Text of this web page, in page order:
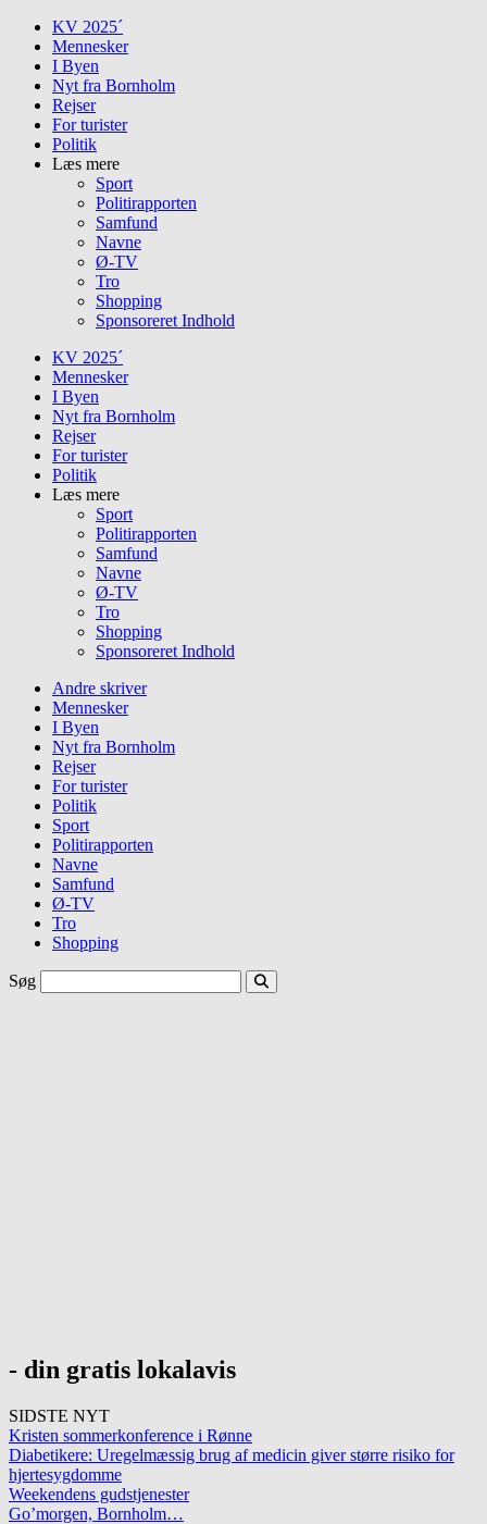
Skip
content
KV 2025´
Mennesker
I Byen
Nyt fra Bornholm
Rejser
For turister
Politik
Læs mere
Sport
Politirapporten
Samfund
Navne
Ø-TV
Tro
Shopping
Sponsoreret Indhold
KV 2025´
Mennesker
I Byen
Nyt fra Bornholm
Rejser
For turister
Politik
Læs mere
Sport
Politirapporten
Samfund
Navne
Ø-TV
Tro
Shopping
Sponsoreret Indhold
Andre skriver
Mennesker
I Byen
Nyt fra Bornholm
Rejser
For turister
Politik
Sport
Politirapporten
Navne
Samfund
Ø-TV
Tro
Shopping
Søg
- din gratis lokalavis
SIDSTE NYT
Kristen sommerkonference i Rønne
Diabetikere: Uregelmæssig brug af medicin giver større risiko for
hjertesygdomme
Weekendens gudstjenester
Go’morgen, Bornholm…